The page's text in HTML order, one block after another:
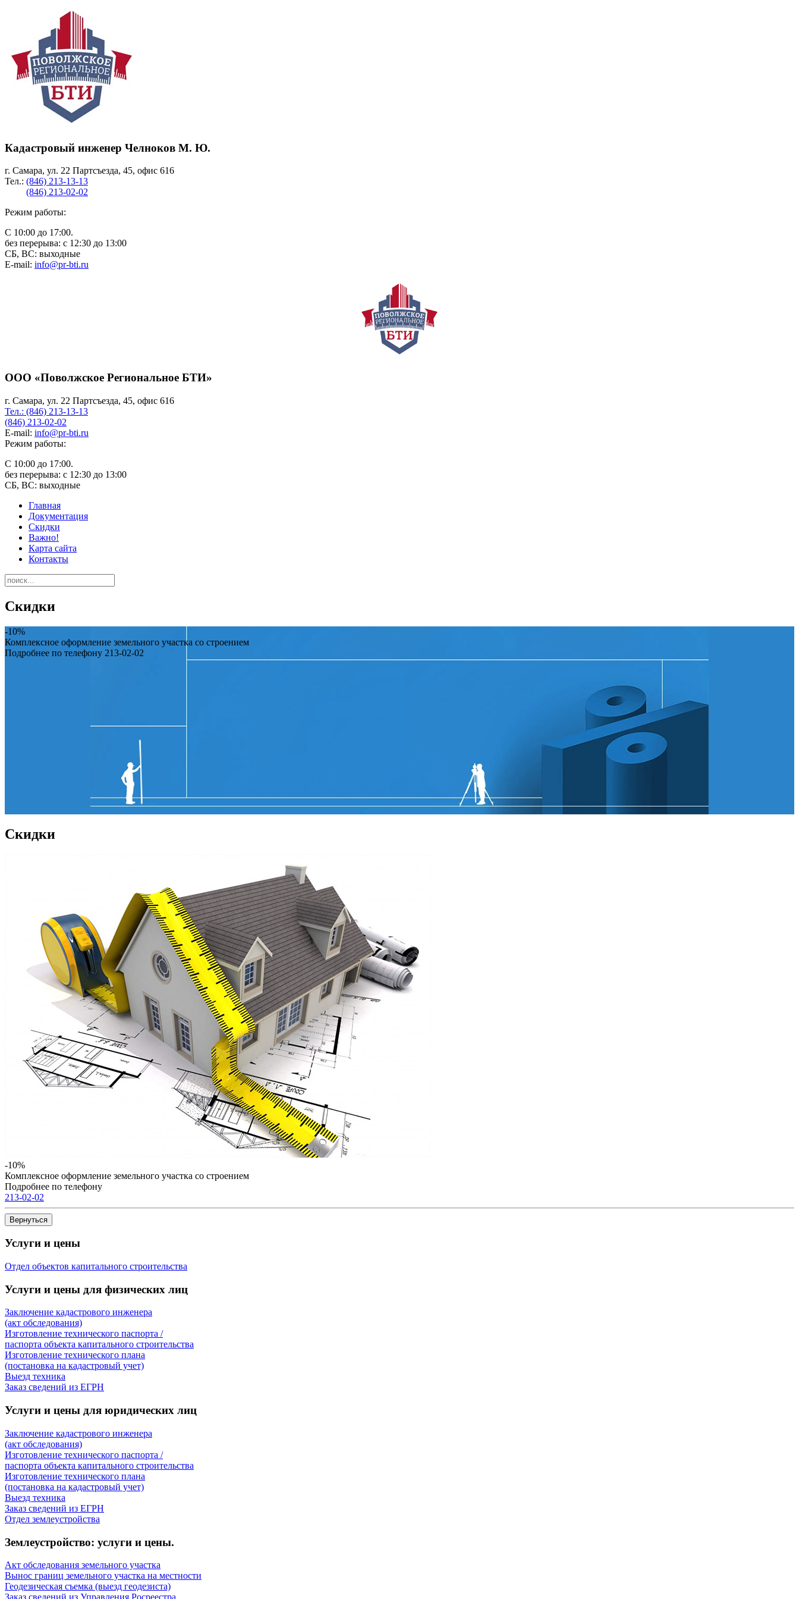
Кадастровый инженер Челноков М. Ю.
г. Самара, ул. 22 Партсъезда, 45, офис 616
Тел.: (846) 213-13-13
(846) 213-02-02
Режим работы:
С 10:00 до 17:00.
без перерыва: с 12:30 до 13:00
СБ, ВС: выходные
E-mail: info@pr-bti.ru
ООО «Поволжское Региональное БТИ»
г. Самара, ул. 22 Партсъезда, 45, офис 616
Тел.: (846) 213-13-13
(846) 213-02-02
E-mail: info@pr-bti.ru
Режим работы:
С 10:00 до 17:00.
без перерыва: с 12:30 до 13:00
СБ, ВС: выходные
Главная
Документация
Скидки
Важно!
Карта сайта
Контакты
Скидки
-10%
Комплексное оформление земельного участка со строением
Подробнее по телефону 213-02-02
Скидки
-10%
Комплексное оформление земельного участка со строением
Подробнее по телефону
213-02-02
Услуги и цены
Отдел объектов капитального строительства
Услуги и цены для физических лиц
Заключение кадастрового инженера
(акт обследования)
Изготовление технического паспорта /
паспорта объекта капитального строительства
Изготовление технического плана
(постановка на кадастровый учет)
Выезд техника
Заказ сведений из ЕГРН
Услуги и цены для юридических лиц
Заключение кадастрового инженера
(акт обследования)
Изготовление технического паспорта /
паспорта объекта капитального строительства
Изготовление технического плана
(постановка на кадастровый учет)
Выезд техника
Заказ сведений из ЕГРН
Отдел землеустройства
Землеустройство: услуги и цены.
Акт обследования земельного участка
Вынос границ земельного участка на местности
Геодезическая съемка (выезд геодезиста)